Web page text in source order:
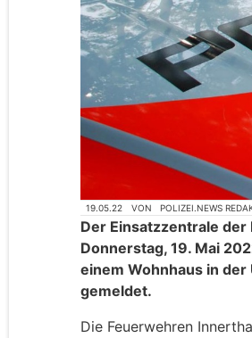
19.05.22 VON POLIZEI.NEWS
Der Einsatzzentrale
Donnerstag, 19. Mai
einem Wohnhaus in
gemeldet.
Die Feuerwehren